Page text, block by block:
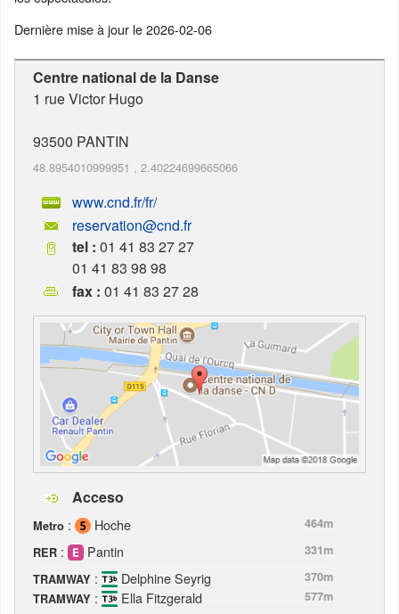
Dernière mise à jour le2026-02-06
Centre national de la Danse
1 rue Victor Hugo
93500 PANTIN
48.8954010999951 , 2.40224699665066
www.cnd.fr/fr/
reservation@cnd.fr
tel : 01 41 83 27 27
01 41 83 98 98
fax : 01 41 83 27 28
Acceso
Metro : Hoche
464m
RER : Pantin
331m
TRAMWAY : Delphine Seyrig
370m
TRAMWAY : Ella Fitzgerald
577m